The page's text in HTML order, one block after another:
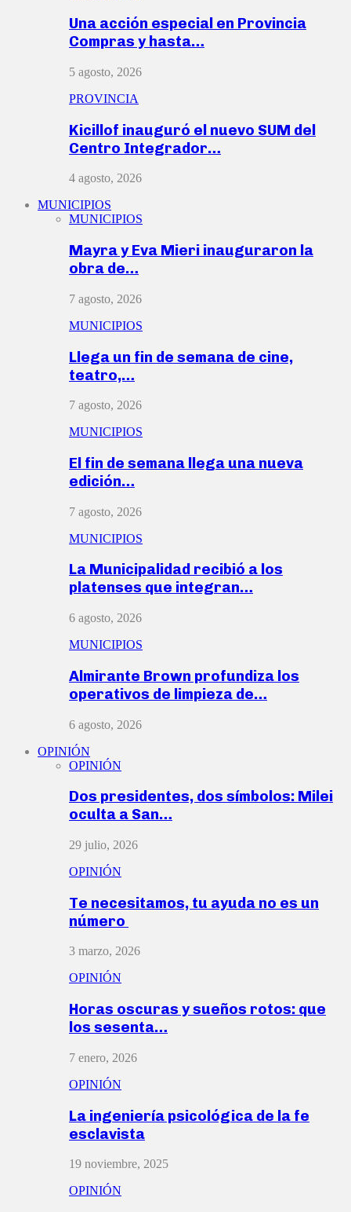
Una acción especial en Provincia
Compras y hasta…
5 agosto, 2026
PROVINCIA
Kicillof inauguró el nuevo SUM del
Centro Integrador…
4 agosto, 2026
MUNICIPIOS
MUNICIPIOS
Mayra y Eva Mieri inauguraron la
obra de…
7 agosto, 2026
MUNICIPIOS
Llega un fin de semana de cine,
teatro,…
7 agosto, 2026
MUNICIPIOS
El fin de semana llega una nueva
edición…
7 agosto, 2026
MUNICIPIOS
La Municipalidad recibió a los
platenses que integran…
6 agosto, 2026
MUNICIPIOS
Almirante Brown profundiza los
operativos de limpieza de…
6 agosto, 2026
OPINIÓN
OPINIÓN
Dos presidentes, dos símbolos: Milei
oculta a San…
29 julio, 2026
OPINIÓN
Te necesitamos, tu ayuda no es un
número
3 marzo, 2026
OPINIÓN
Horas oscuras y sueños rotos: que
los sesenta…
7 enero, 2026
OPINIÓN
La ingeniería psicológica de la fe
esclavista
19 noviembre, 2025
OPINIÓN